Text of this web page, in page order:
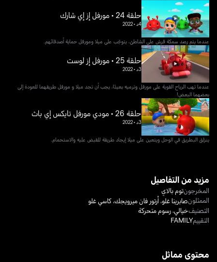
حلقة 24 • مورفل إز إي شارك
4د •
2022
عندما يتم رصد سمكة قرش على الشاطئ، يتوجّب على ميلا ومورفل حماية أصدقائهم.
حلقة 25 • مورفل إز لوست
3د •
2022
عندما تهب الرياح القوية على مورفل وترميه بعيدًا، يجب أن تجد ميلا و مورفل طريقهما للعودة إلى
بعضهما البعض!
حلقة 26 • مودي مورفل تايكس إي باث
3د •
2022
ينزلق البطريق في الوحل ويتعين على ميلا إيجاد طريقة للقبض عليه والاستحمام.
مزيد من التفاصيل
المخرجونتوم بالاي
الممثلونصابرينا غلو،أرتور فان ميرويجك،كاسي غلو
التصنيفخيالي،رسوم متحركة
التقييمFAMILY
محتوى مماثل